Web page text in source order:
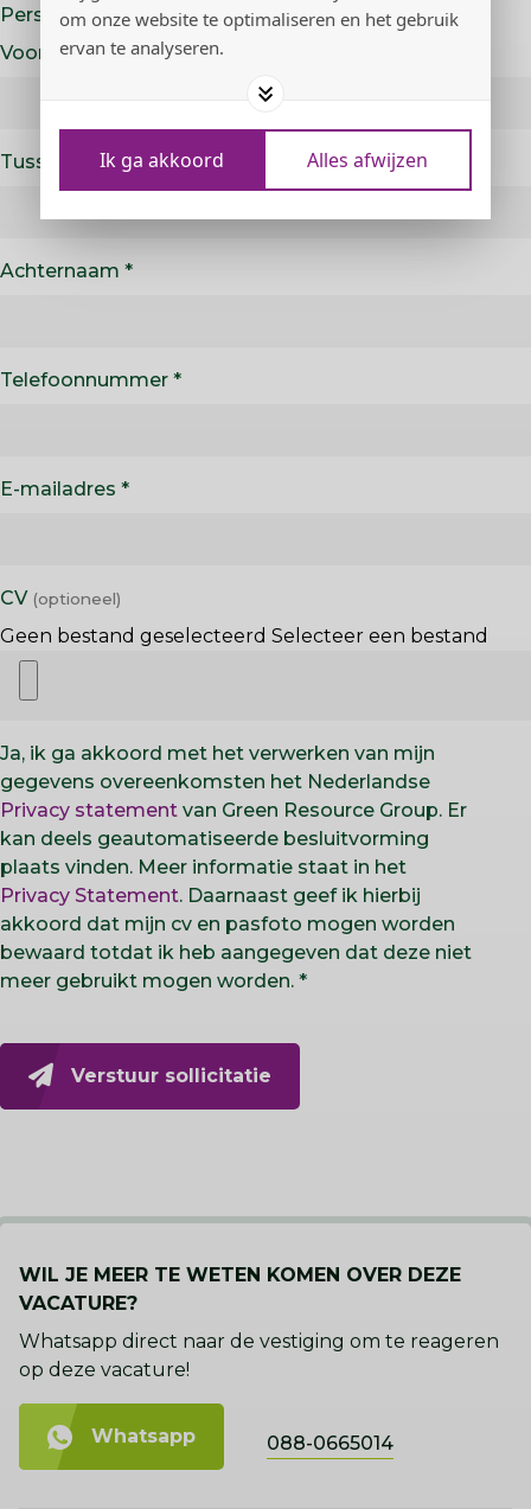
om onze website te optimaliseren en het gebruik
ervan te analyseren.
Ik ga akkoord Alles afwijzen
Persoonlijke gegevens
Voornaam
Tussenvoegsel
Achternaam
Telefoonnummer
E-mailadres
CV
Geen bestand geselecteerd Selecteer een bestand
Ja, ik ga akkoord met het verwerken van mijn
gegevens overeenkomsten het Nederlandse
Privacy statement van Green Resource Group. Er
kan deels geautomatiseerde besluitvorming
plaats vinden. Meer informatie staat in het
Privacy Statement. Daarnaast geef ik hierbij
akkoord dat mijn cv en pasfoto mogen worden
bewaard totdat ik heb aangegeven dat deze niet
meer gebruikt mogen worden.
Verstuur sollicitatie
WIL JE MEER TE WETEN KOMEN OVER DEZE
VACATURE?
Whatsapp direct naar de vestiging om te reageren
op deze vacature!
Whatsapp 088-0665014